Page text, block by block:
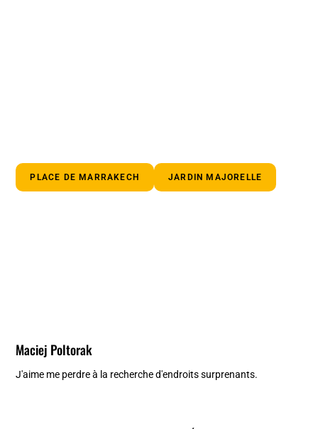
PLACE DE MARRAKECH JARDIN MAJORELLE
Maciej Poltorak
J'aime me perdre à la recherche d'endroits surprenants.